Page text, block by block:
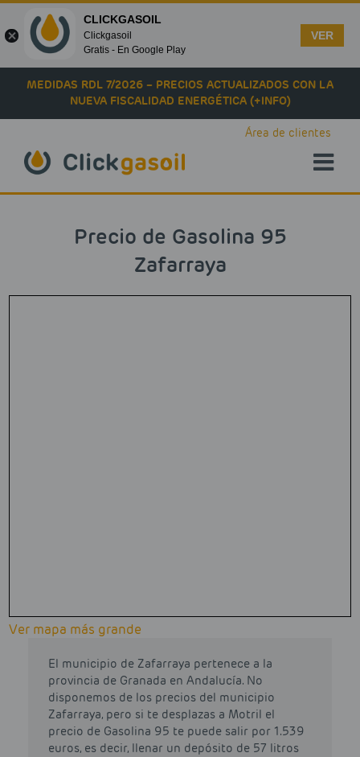
Skip to main content
MEDIDAS RDL 7/2026 – PRECIOS ACTUALIZADOS CON LA
NUEVA FISCALIDAD ENERGÉTICA (+INFO)
Área de clientes
Precio de Gasolina 95
Zafarraya
Ver mapa más grande
El municipio de Zafarraya pertenece a la
provincia de Granada en Andalucía. No
disponemos de los precios del municipio
Zafarraya, pero si te desplazas a Motril el
precio de Gasolina 95 te puede salir por 1.539
euros, es decir, llenar un depósito de 57 litros
CLICKGASOIL
Clickgasoil
Gratis - En Google Play
VER